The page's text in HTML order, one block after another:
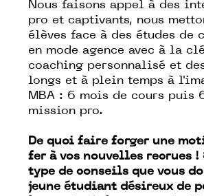
Nous faisons appel à des
pro et captivants, nous
élèves face à des études de
en mode agence avec à la
coaching personnalisé et
longs et à plein temps à
MBA : 6 mois de cours puis
mission pro.
De quoi faire forger une
fer à vos nouvelles recrues
type de conseils que vous
jeune étudiant désireux de